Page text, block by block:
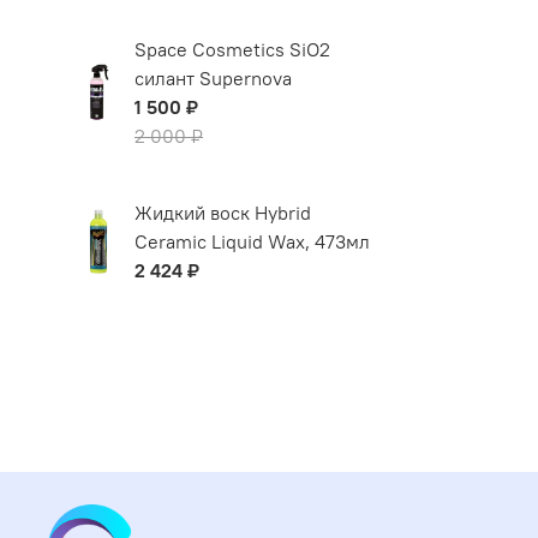
Space Cosmetics SiO2
силант Supernova
1 500 ₽
2 000 ₽
Жидкий воск Hybrid
Ceramic Liquid Wax, 473мл
2 424 ₽